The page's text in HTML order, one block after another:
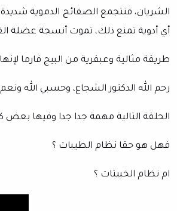
الشريان، فتتجمع الصفائح الدموية شديدة
أي أدوية تمنع ذلك، تموت أنسجة عضلة
طريقة مثالية وعبقرية من البيج فارما
رحم الله الدكتور الشجاع، وحسبي الله
الحلقة التالية مهمة جدا جدا وفيها
فهل هو حقا نظام الطيبات ؟
ام نظام الخبيثات ؟